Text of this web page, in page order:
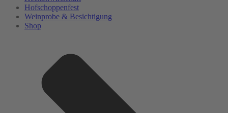
Hofschoppenfest
Weinprobe & Besichtigung
Shop